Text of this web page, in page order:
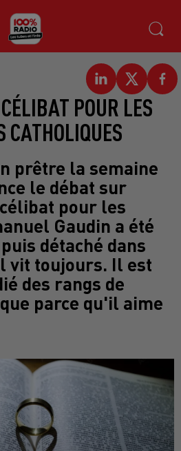
POUR LES
CATHOLIQUES
prêtre la semaine
le débat sur
pour les
Gaudin a été
détaché dans
vit toujours. Il est
des rangs de
parce qu'il aime